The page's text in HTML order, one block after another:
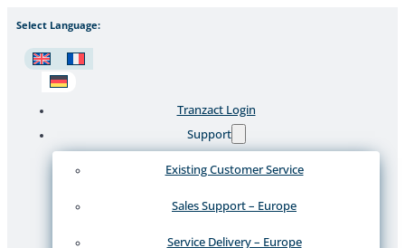
Select Language:
Tranzact Login
Support
Existing Customer Service
Sales Support – Europe
Service Delivery – Europe